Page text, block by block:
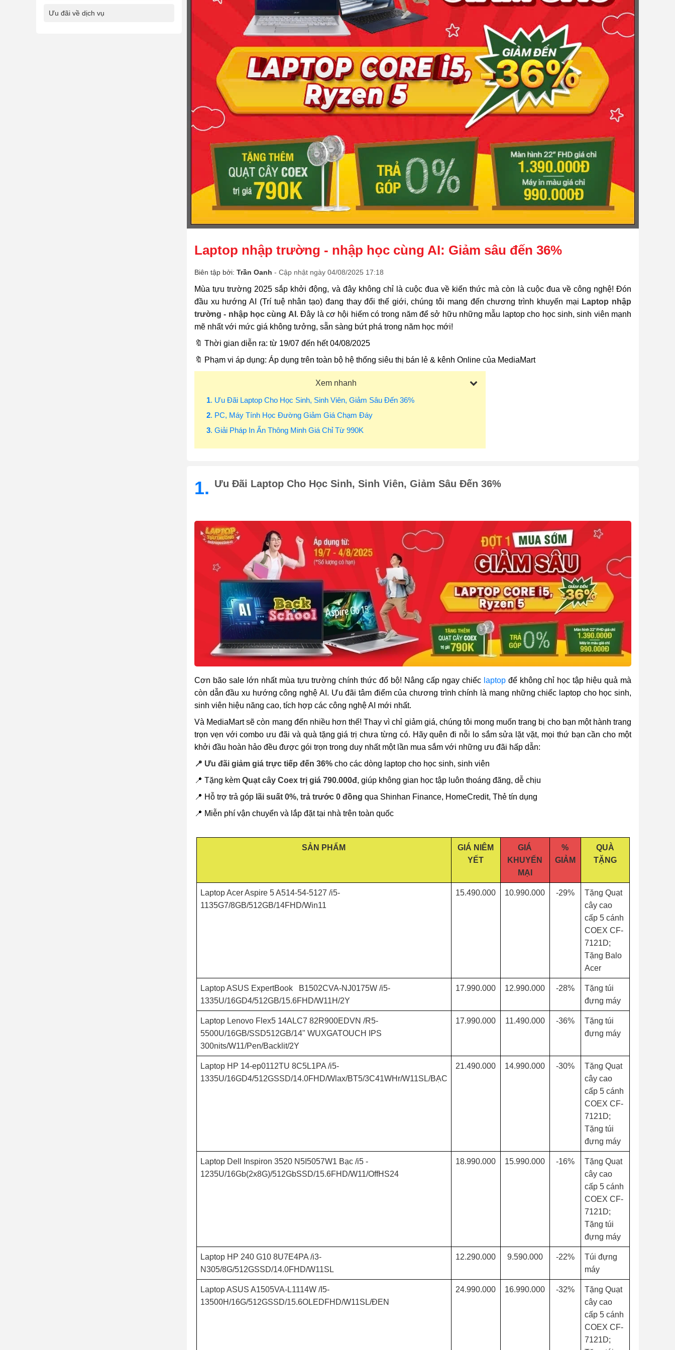
Ưu đãi về dịch vụ
Laptop nhập trường - nhập học cùng AI: Giảm sâu đến 36%
Biên tập bởi: Trần Oanh - Cập nhật ngày 04/08/2025 17:18
Mùa tựu trường 2025 sắp khởi động, và đây không chỉ là cuộc đua về kiến thức mà còn là cuộc đua về công nghệ! Đón
đầu xu hướng AI (Trí tuệ nhân tạo) đang thay đổi thế giới, chúng tôi mang đến chương trình khuyến mại Laptop nhập
trường - nhập học cùng AI . Đây là cơ hội hiếm có trong năm để sở hữu những mẫu laptop cho học sinh, sinh viên mạnh
mẽ nhất với mức giá không tưởng, sẵn sàng bứt phá trong năm học mới!
🔖 Thời gian diễn ra: từ 19/07 đến hết 04/08/2025
🔖 Phạm vi áp dụng: Áp dụng trên toàn bộ hệ thống siêu thị bán lẻ & kênh Online của MediaMart
Xem nhanh
1. Ưu Đãi Laptop Cho Học Sinh, Sinh Viên, Giảm Sâu Đến 36%
2. PC, Máy Tính Học Đường Giảm Giá Chạm Đáy
3. Giải Pháp In Ấn Thông Minh Giá Chỉ Từ 990K
1. Ưu Đãi Laptop Cho Học Sinh, Sinh Viên, Giảm Sâu Đến 36%
Cơn bão sale lớn nhất mùa tựu trường chính thức đổ bộ! Nâng cấp ngay chiếc laptopđể không chỉ học tập hiệu quả mà
còn dẫn đầu xu hướng công nghệ AI. Ưu đãi tâm điểm của chương trình chính là mang những chiếc laptop cho học sinh,
sinh viên hiệu năng cao, tích hợp các công nghệ AI mới nhất.
Và MediaMart sẽ còn mang đến nhiều hơn thế! Thay vì chỉ giảm giá, chúng tôi mong muốn trang bị cho bạn một hành trang
trọn vẹn với combo ưu đãi và quà tặng giá trị chưa từng có. Hãy quên đi nỗi lo sắm sửa lặt vặt, mọi thứ bạn cần cho một
khởi đầu hoàn hảo đều được gói trọn trong duy nhất một lần mua sắm với những ưu đãi hấp dẫn:
📍 Ưu đãi giảm giá trực tiếp đến 36% cho các dòng laptop cho học sinh, sinh viên
📍 Tặng kèm Quạt cây Coex trị giá 790.000đ, giúp không gian học tập luôn thoáng đãng, dễ chịu
📍 Hỗ trợ trả góp lãi suất 0%, trả trước 0 đồng qua Shinhan Finance, HomeCredit, Thẻ tín dụng
📍 Miễn phí vận chuyển và lắp đặt tại nhà trên toàn quốc
SẢN PHẨM
GIÁ NIÊM
YẾT
GIÁ
KHUYẾN
MẠI
%
GIẢM
QUÀ
TẶNG
Laptop Acer Aspire 5 A514-54-5127 /i5-
1135G7/8GB/512GB/14FHD/Win11
15.490.000 10.990.000 -29%
Tặng Quạt
cây cao
cấp 5 cánh
COEX CF-
7121D;
Tặng Balo
Acer
Laptop ASUS ExpertBook B1502CVA-NJ0175W /i5-
1335U/16GD4/512GB/15.6FHD/W11H/2Y
17.990.000 12.990.000 -28%
Tặng túi
đựng máy
Laptop Lenovo Flex5 14ALC7 82R900EDVN /R5-
5500U/16GB/SSD512GB/14" WUXGATOUCH IPS
300nits/W11/Pen/Backlit/2Y
17.990.000 11.490.000 -36%
Tặng túi
đựng máy
Laptop HP 14-ep0112TU 8C5L1PA /i5-
1335U/16GD4/512GSSD/14.0FHD/Wlax/BT5/3C41WHr/W11SL/BẠC
21.490.000 14.990.000 -30%
Tặng Quạt
cây cao
cấp 5 cánh
COEX CF-
7121D;
Tặng túi
đựng máy
Laptop Dell Inspiron 3520 N5I5057W1 Bạc /i5 -
1235U/16Gb(2x8G)/512GbSSD/15.6FHD/W11/OffHS24
18.990.000 15.990.000 -16%
Tặng Quạt
cây cao
cấp 5 cánh
COEX CF-
7121D;
Tặng túi
đựng máy
Laptop HP 240 G10 8U7E4PA /i3-
N305/8G/512GSSD/14.0FHD/W11SL
12.290.000 9.590.000 -22%
Túi đựng
máy
Laptop ASUS A1505VA-L1114W /I5-
13500H/16G/512GSSD/15.6OLEDFHD/W11SL/ĐEN
24.990.000 16.990.000 -32%
Tặng Quạt
cây cao
cấp 5 cánh
COEX CF-
7121D;